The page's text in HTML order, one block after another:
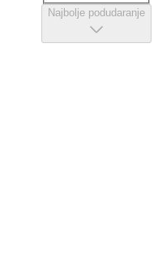
Najbolje podudaranje